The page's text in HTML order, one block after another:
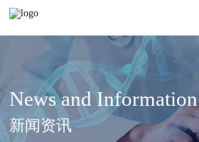
News and Information
新闻资讯